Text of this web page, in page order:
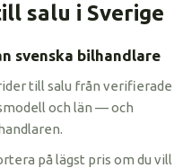
salu i Sverige
svenska bilhandlare
till salu från verifierade
och län — och
på lägst pris om du vill